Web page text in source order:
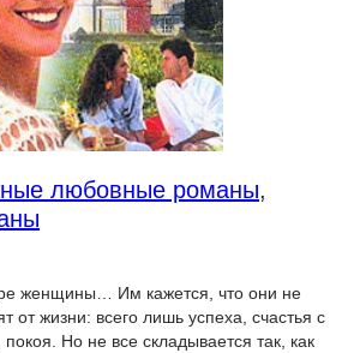
любовные романы,
женщины… Им кажется, что они не
от жизни: всего лишь успеха, счастья с
Но не все складывается так, как